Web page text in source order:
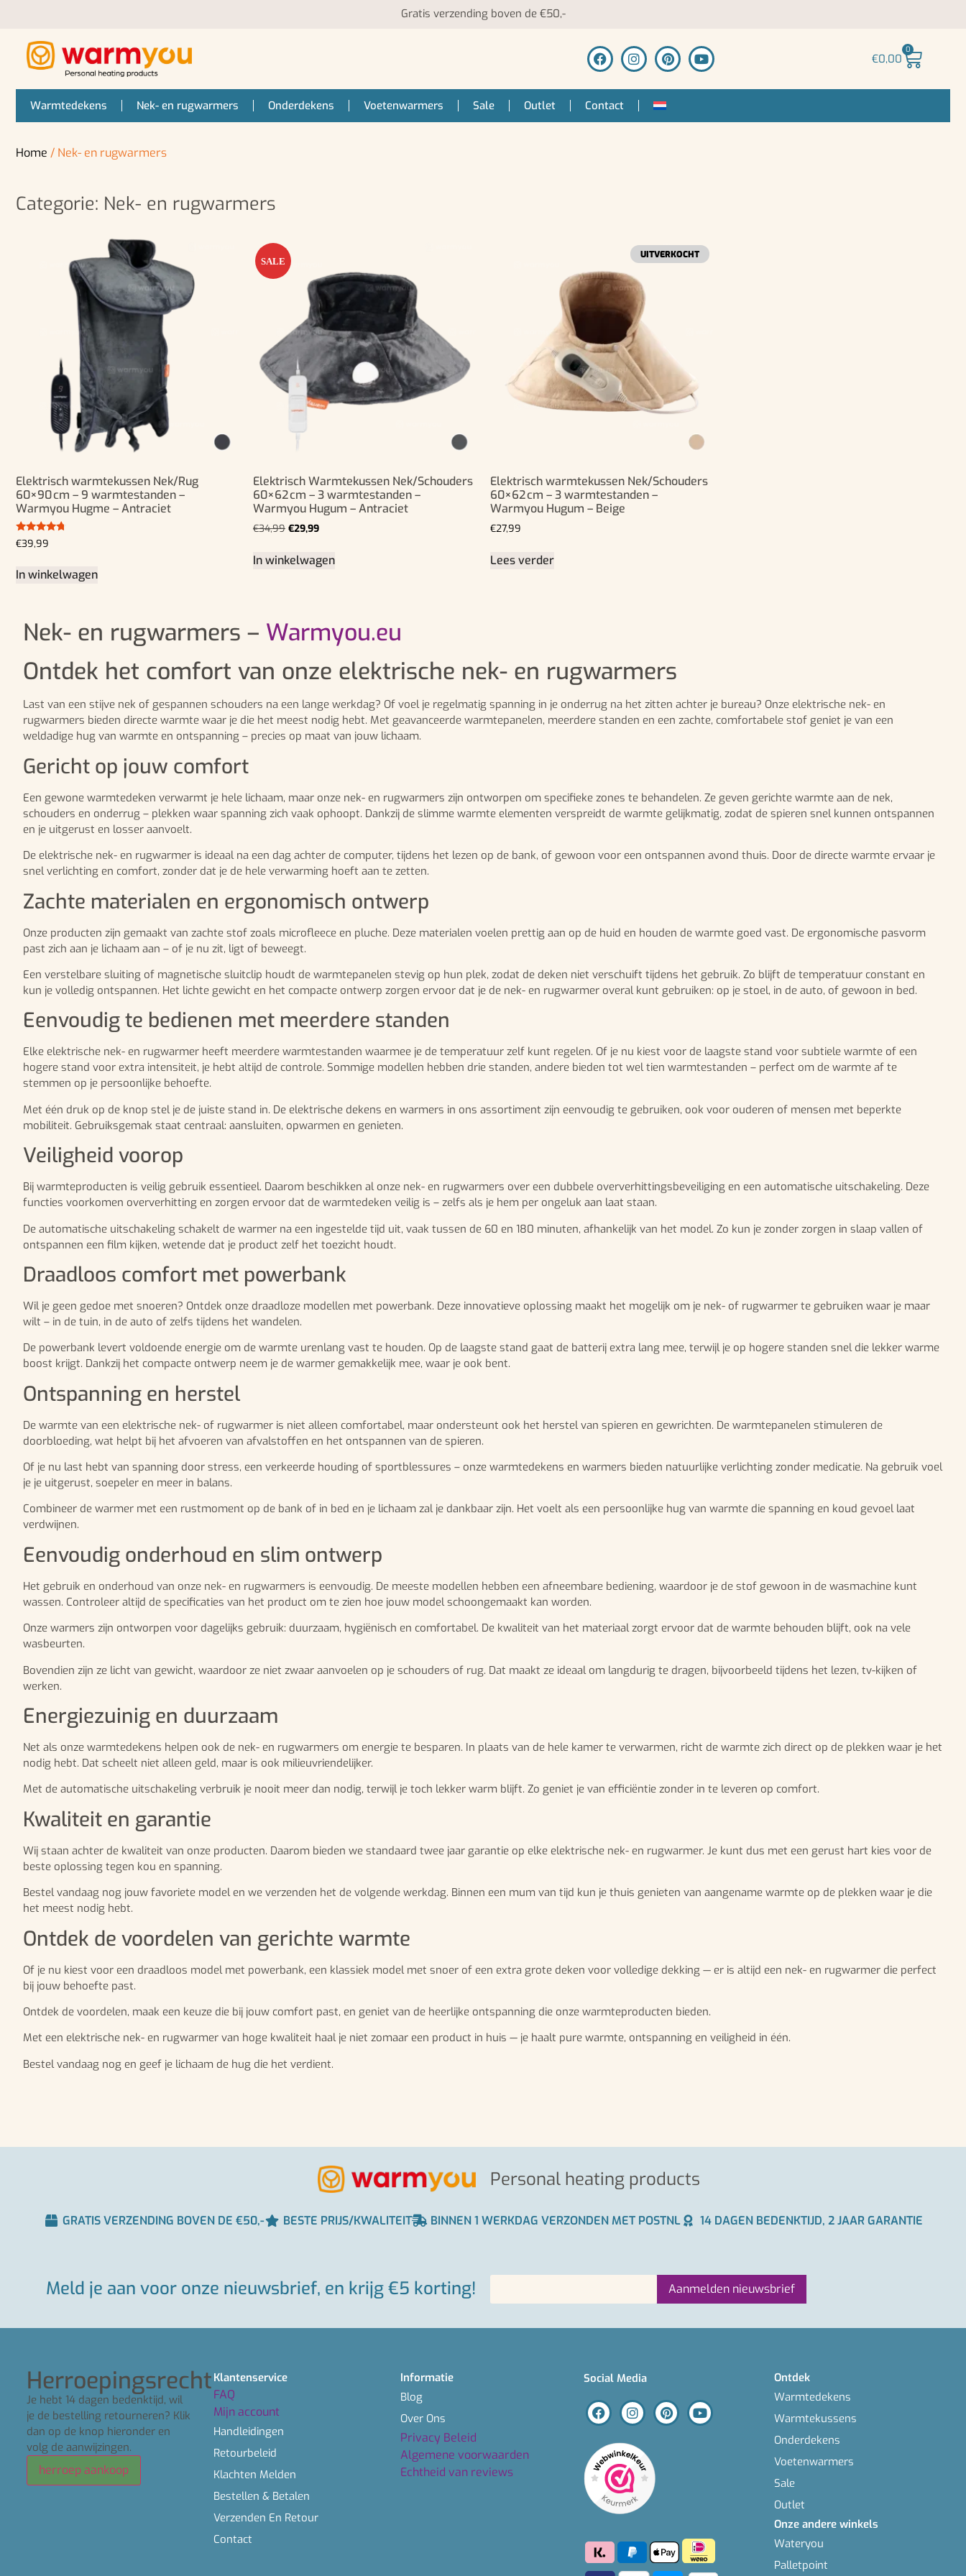
Gratis verzending boven de €50,-
€0,00
0
Warmtedekens Nek- en rugwarmers Onderdekens Voetenwarmers Sale Outlet Contact
Home / Nek- en rugwarmers
Categorie: Nek- en rugwarmers
Elektrisch warmtekussen Nek/Rug
60×90 cm – 9 warmtestanden –
Warmyou Hugme – Antraciet
Gewaardeerd
4.50
€39,99
In winkelwagen
SALE
Elektrisch Warmtekussen Nek/Schouders
60×62 cm – 3 warmtestanden –
Warmyou Hugum – Antraciet
€34,99 €29,99
In winkelwagen
UITVERKOCHT
Elektrisch warmtekussen Nek/Schouders
60×62 cm – 3 warmtestanden –
Warmyou Hugum – Beige
€27,99
Lees verder
Nek- en rugwarmers – Warmyou.eu
Ontdek het comfort van onze elektrische nek- en rugwarmers
Last van een stijve nek of gespannen schouders na een lange werkdag? Of voel je regelmatig spanning in je onderrug na het zitten achter je bureau? Onze elektrische nek- en
rugwarmers bieden directe warmte waar je die het meest nodig hebt. Met geavanceerde warmtepanelen, meerdere standen en een zachte, comfortabele stof geniet je van een
weldadige hug van warmte en ontspanning – precies op maat van jouw lichaam.
Gericht op jouw comfort
Een gewone warmtedeken verwarmt je hele lichaam, maar onze nek- en rugwarmers zijn ontworpen om specifieke zones te behandelen. Ze geven gerichte warmte aan de nek,
schouders en onderrug – plekken waar spanning zich vaak ophoopt. Dankzij de slimme warmte elementen verspreidt de warmte gelijkmatig, zodat de spieren snel kunnen ontspannen
en je uitgerust en losser aanvoelt.
De elektrische nek- en rugwarmer is ideaal na een dag achter de computer, tijdens het lezen op de bank, of gewoon voor een ontspannen avond thuis. Door de directe warmte ervaar je
snel verlichting en comfort, zonder dat je de hele verwarming hoeft aan te zetten.
Zachte materialen en ergonomisch ontwerp
Onze producten zijn gemaakt van zachte stof zoals microfleece en pluche. Deze materialen voelen prettig aan op de huid en houden de warmte goed vast. De ergonomische pasvorm
past zich aan je lichaam aan – of je nu zit, ligt of beweegt.
Een verstelbare sluiting of magnetische sluitclip houdt de warmtepanelen stevig op hun plek, zodat de deken niet verschuift tijdens het gebruik. Zo blijft de temperatuur constant en
kun je volledig ontspannen. Het lichte gewicht en het compacte ontwerp zorgen ervoor dat je de nek- en rugwarmer overal kunt gebruiken: op je stoel, in de auto, of gewoon in bed.
Eenvoudig te bedienen met meerdere standen
Elke elektrische nek- en rugwarmer heeft meerdere warmtestanden waarmee je de temperatuur zelf kunt regelen. Of je nu kiest voor de laagste stand voor subtiele warmte of een
hogere stand voor extra intensiteit, je hebt altijd de controle. Sommige modellen hebben drie standen, andere bieden tot wel tien warmtestanden – perfect om de warmte af te
stemmen op je persoonlijke behoefte.
Met één druk op de knop stel je de juiste stand in. De elektrische dekens en warmers in ons assortiment zijn eenvoudig te gebruiken, ook voor ouderen of mensen met beperkte
mobiliteit. Gebruiksgemak staat centraal: aansluiten, opwarmen en genieten.
Veiligheid voorop
Bij warmteproducten is veilig gebruik essentieel. Daarom beschikken al onze nek- en rugwarmers over een dubbele oververhittingsbeveiliging en een automatische uitschakeling. Deze
functies voorkomen oververhitting en zorgen ervoor dat de warmtedeken veilig is – zelfs als je hem per ongeluk aan laat staan.
De automatische uitschakeling schakelt de warmer na een ingestelde tijd uit, vaak tussen de 60 en 180 minuten, afhankelijk van het model. Zo kun je zonder zorgen in slaap vallen of
ontspannen een film kijken, wetende dat je product zelf het toezicht houdt.
Draadloos comfort met powerbank
Wil je geen gedoe met snoeren? Ontdek onze draadloze modellen met powerbank. Deze innovatieve oplossing maakt het mogelijk om je nek- of rugwarmer te gebruiken waar je maar
wilt – in de tuin, in de auto of zelfs tijdens het wandelen.
De powerbank levert voldoende energie om de warmte urenlang vast te houden. Op de laagste stand gaat de batterij extra lang mee, terwijl je op hogere standen snel die lekker warme
boost krijgt. Dankzij het compacte ontwerp neem je de warmer gemakkelijk mee, waar je ook bent.
Ontspanning en herstel
De warmte van een elektrische nek- of rugwarmer is niet alleen comfortabel, maar ondersteunt ook het herstel van spieren en gewrichten. De warmtepanelen stimuleren de
doorbloeding, wat helpt bij het afvoeren van afvalstoffen en het ontspannen van de spieren.
Of je nu last hebt van spanning door stress, een verkeerde houding of sportblessures – onze warmtedekens en warmers bieden natuurlijke verlichting zonder medicatie. Na gebruik voel
je je uitgerust, soepeler en meer in balans.
Combineer de warmer met een rustmoment op de bank of in bed en je lichaam zal je dankbaar zijn. Het voelt als een persoonlijke hug van warmte die spanning en koud gevoel laat
verdwijnen.
Eenvoudig onderhoud en slim ontwerp
Het gebruik en onderhoud van onze nek- en rugwarmers is eenvoudig. De meeste modellen hebben een afneembare bediening, waardoor je de stof gewoon in de wasmachine kunt
wassen. Controleer altijd de specificaties van het product om te zien hoe jouw model schoongemaakt kan worden.
Onze warmers zijn ontworpen voor dagelijks gebruik: duurzaam, hygiënisch en comfortabel. De kwaliteit van het materiaal zorgt ervoor dat de warmte behouden blijft, ook na vele
wasbeurten.
Bovendien zijn ze licht van gewicht, waardoor ze niet zwaar aanvoelen op je schouders of rug. Dat maakt ze ideaal om langdurig te dragen, bijvoorbeeld tijdens het lezen, tv-kijken of
werken.
Energiezuinig en duurzaam
Net als onze warmtedekens helpen ook de nek- en rugwarmers om energie te besparen. In plaats van de hele kamer te verwarmen, richt de warmte zich direct op de plekken waar je het
nodig hebt. Dat scheelt niet alleen geld, maar is ook milieuvriendelijker.
Met de automatische uitschakeling verbruik je nooit meer dan nodig, terwijl je toch lekker warm blijft. Zo geniet je van efficiëntie zonder in te leveren op comfort.
Kwaliteit en garantie
Wij staan achter de kwaliteit van onze producten. Daarom bieden we standaard twee jaar garantie op elke elektrische nek- en rugwarmer. Je kunt dus met een gerust hart kies voor de
beste oplossing tegen kou en spanning.
Bestel vandaag nog jouw favoriete model en we verzenden het de volgende werkdag. Binnen een mum van tijd kun je thuis genieten van aangename warmte op de plekken waar je die
het meest nodig hebt.
Ontdek de voordelen van gerichte warmte
Of je nu kiest voor een draadloos model met powerbank, een klassiek model met snoer of een extra grote deken voor volledige dekking — er is altijd een nek- en rugwarmer die perfect
bij jouw behoefte past.
Ontdek de voordelen, maak een keuze die bij jouw comfort past, en geniet van de heerlijke ontspanning die onze warmteproducten bieden.
Met een elektrische nek- en rugwarmer van hoge kwaliteit haal je niet zomaar een product in huis — je haalt pure warmte, ontspanning en veiligheid in één.
Bestel vandaag nog en geef je lichaam de hug die het verdient.
Personal heating products
GRATIS VERZENDING BOVEN DE €50,- BESTE PRIJS/KWALITEIT BINNEN 1 WERKDAG VERZONDEN MET POSTNL 14 DAGEN BEDENKTIJD, 2 JAAR GARANTIE
Meld je aan voor onze nieuwsbrief, en krijg €5 korting!
Herroepingsrecht
Je hebt 14 dagen bedenktijd, wil
je de bestelling retourneren? Klik
dan op de knop hieronder en
volg de aanwijzingen.
herroep aankoop
Klantenservice
FAQ
Mijn account
Handleidingen
Retourbeleid
Klachten Melden
Bestellen & Betalen
Verzenden En Retour
Contact
Informatie
Blog
Over Ons
Privacy Beleid
Algemene voorwaarden
Echtheid van reviews
Social Media
Ontdek
Warmtedekens
Warmtekussens
Onderdekens
Voetenwarmers
Sale
Outlet
Onze andere winkels
Wateryou
Palletpoint